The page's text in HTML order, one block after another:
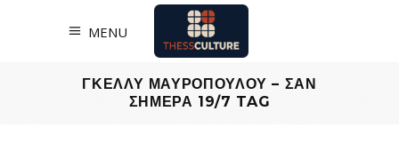
MENU
ΓΚΕΛΛΥ ΜΑΥΡΟΠΟΥΛΟΥ – ΣΑΝ
ΣΗΜΕΡΑ 19/7 TAG